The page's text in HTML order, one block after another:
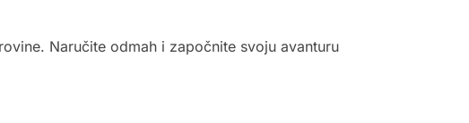
Naručite odmah i započnite svoju avanturu